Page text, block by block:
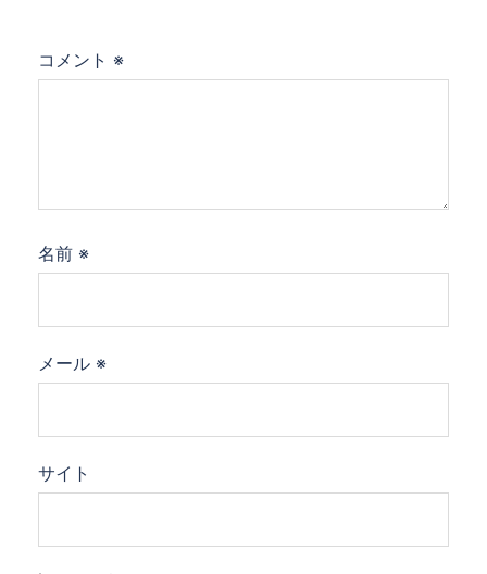
コメント ※
名前 ※
メール ※
サイト